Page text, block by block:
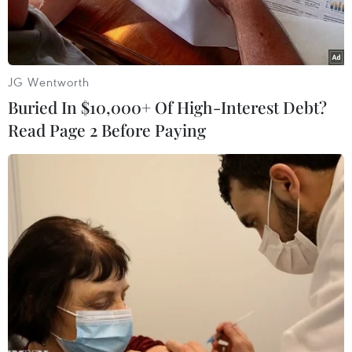
Phó Thủ tướng Lê Minh Khái đón Tổng Giám đốc kiêm đồng
sáng lập Tập đoàn Grab toàn cầu Anthony Tan. (Ảnh: An
Chiều 19/7, tại buổi tiếp Tổng Giám đốc Tập
JG Wentworth
Buried In $10,000+ Of High-Interest Debt?
Read Page 2 Before Paying